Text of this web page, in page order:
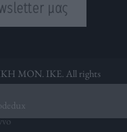
μας
ΜΟΝ. ΙΚΕ. All rights